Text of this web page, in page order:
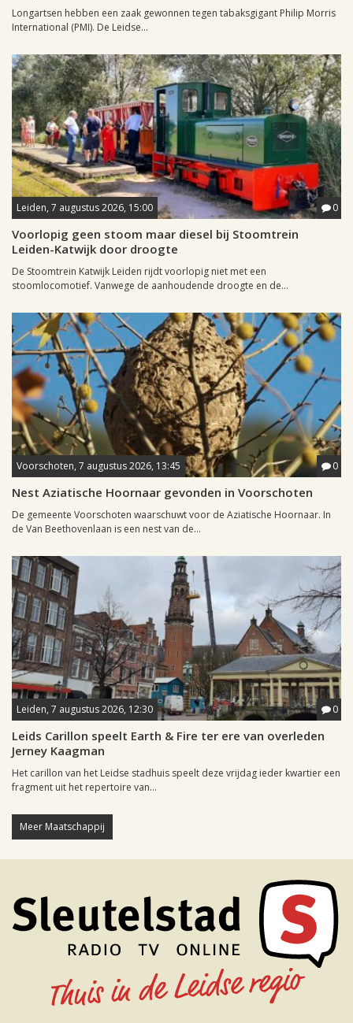
Longartsen hebben een zaak gewonnen tegen tabaksgigant Philip Morris
International (PMI). De Leidse...
Leiden, 7 augustus 2026, 15:00 0
Voorlopig geen stoom maar diesel bij Stoomtrein
Leiden-Katwijk door droogte
De Stoomtrein Katwijk Leiden rijdt voorlopig niet met een
stoomlocomotief. Vanwege de aanhoudende droogte en de...
Voorschoten, 7 augustus 2026, 13:45 0
Nest Aziatische Hoornaar gevonden in Voorschoten
De gemeente Voorschoten waarschuwt voor de Aziatische Hoornaar. In
de Van Beethovenlaan is een nest van de...
Leiden, 7 augustus 2026, 12:30 0
Leids Carillon speelt Earth & Fire ter ere van overleden
Jerney Kaagman
Het carillon van het Leidse stadhuis speelt deze vrijdag ieder kwartier een
fragment uit het repertoire van...
Meer Maatschappij